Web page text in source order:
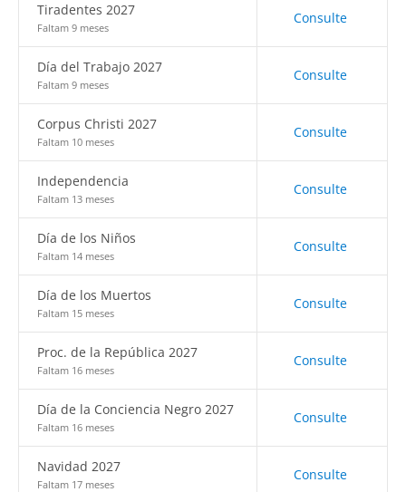
Tiradentes 2027
Faltam 9 meses
Consulte
Día del Trabajo 2027
Faltam 9 meses
Consulte
Corpus Christi 2027
Faltam 10 meses
Consulte
Independencia
Faltam 13 meses
Consulte
Día de los Niños
Faltam 14 meses
Consulte
Día de los Muertos
Faltam 15 meses
Consulte
Proc. de la República 2027
Faltam 16 meses
Consulte
Día de la Conciencia Negro 2027
Faltam 16 meses
Consulte
Navidad 2027
Faltam 17 meses
Consulte